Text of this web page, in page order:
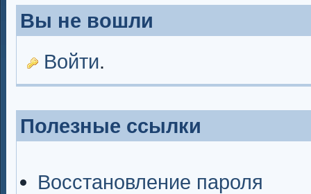
Вы не вошли
Войти.
Полезные ссылки
Восстановление пароля